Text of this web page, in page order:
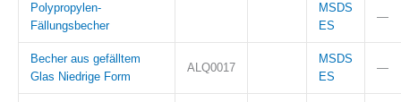
Polypropylen-
Fällungsbecher
MSDS
ES
—
Becher aus gefälltem
Glas Niedrige Form
ALQ0017
MSDS
ES
—